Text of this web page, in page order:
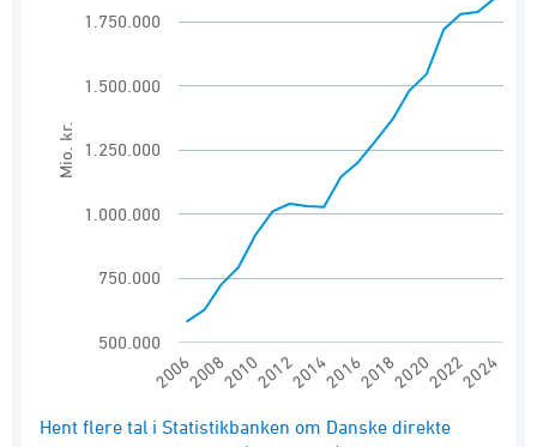
View as data table, Direkte investeringer,
The chart has 1 X axis displaying categories.
The chart has 1 Y axis displaying Mio. kr..
Mio. kr.
2006200820102012201420162018202020222024
500.000
750.000
1.000.000
1.250.000
1.500.000
1.750.000
End of interactive chart.
Hent flere tal i Statistikbanken om Danske direkte